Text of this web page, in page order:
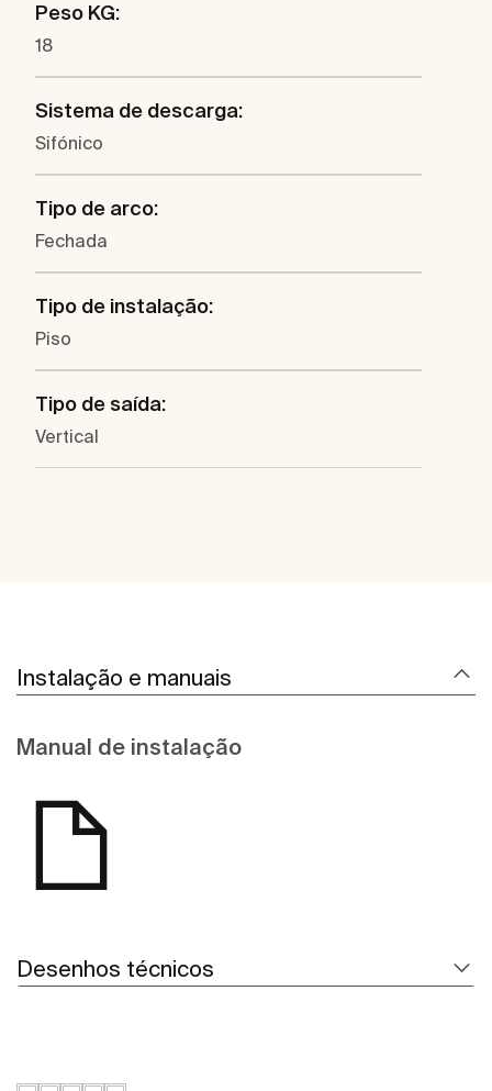
Peso KG:
18
Sistema de descarga:
Sifónico
Tipo de arco:
Fechada
Tipo de instalação:
Piso
Tipo de saída:
Vertical
Instalação e manuais
Manual de instalação
Desenhos técnicos